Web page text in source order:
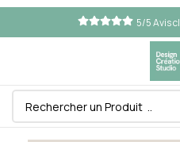
5/5 Avis